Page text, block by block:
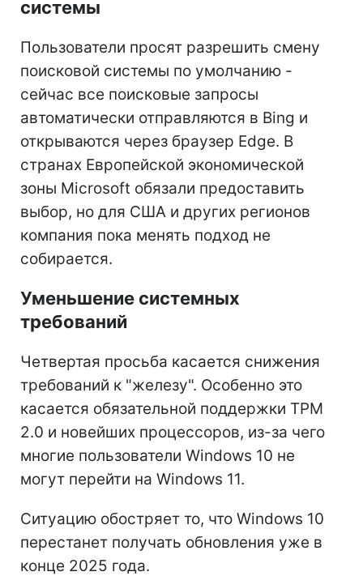
системы
Пользователи просят разрешить смену
поисковой системы по умолчанию -
сейчас все поисковые запросы
автоматически отправляются в Bing и
открываются через браузер Edge. В
странах Европейской экономической
зоны Microsoft обязали предоставить
выбор, но для США и других регионов
компания пока менять подход не
собирается.
Уменьшение системных
требований
Четвертая просьба касается снижения
требований к "железу". Особенно это
касается обязательной поддержки TPM
2.0 и новейших процессоров, из-за чего
многие пользователи Windows 10 не
могут перейти на Windows 11.
Ситуацию обостряет то, что Windows 10
перестанет получать обновления уже в
конце 2025 года.